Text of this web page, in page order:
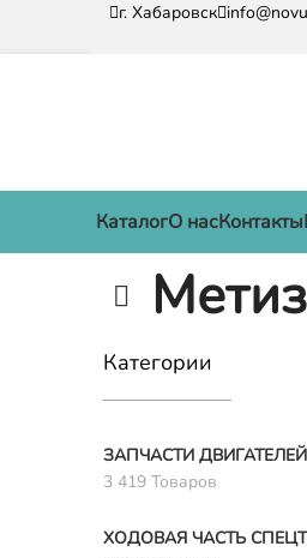
г. Хабаровск
КаталогО насКонтакты
Категории
ЗАПЧАСТИ
3 419 Товаров
ХОДОВАЯ ЧАСТЬ